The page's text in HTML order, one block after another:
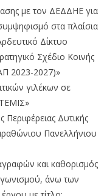
με τον ΔΕΔΔΗΕ για
στα πλαίσια
Δίκτυο
Σχέδιο Κοινής
2023-2027)»
γιλέκων σε
Περιφέρειας Δυτικής
Πανελλήνιου
και καθορισμός
άνω των